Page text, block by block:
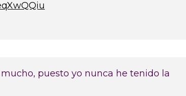
puesto yo nunca he tenido la